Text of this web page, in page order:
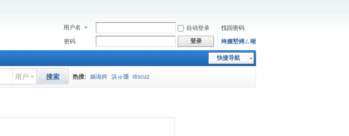
用户名 自动登录
找回密码
密码
登录 绔嬪嵆娉ㄥ唽
快捷导航
用户 搜索 热搜: 娲诲姩 浜ゅ弸 discuz